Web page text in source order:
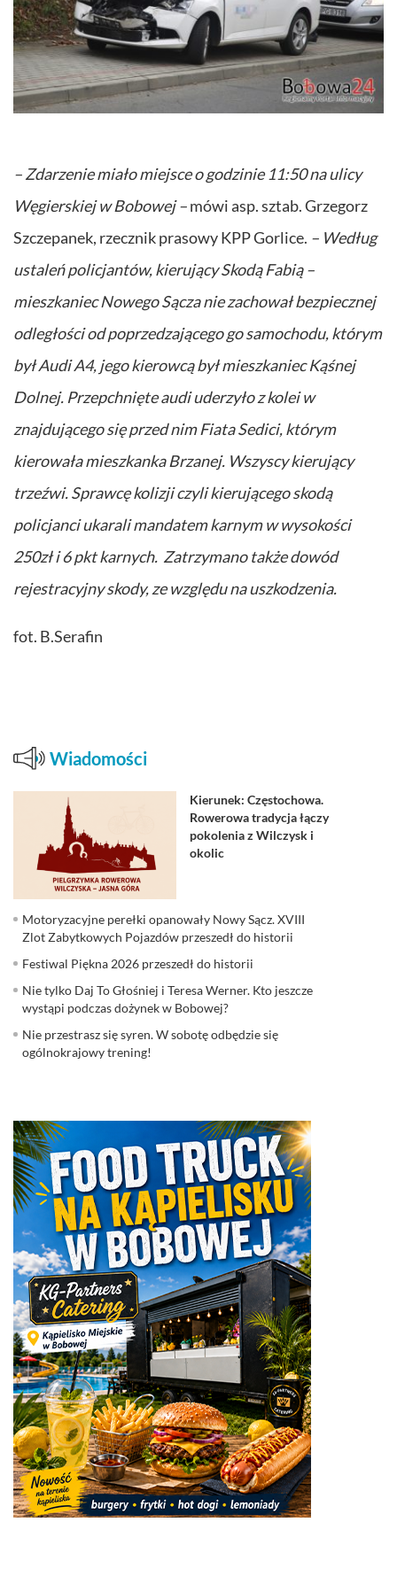
– Zdarzenie miało miejsce o godzinie 11:50 na ulicy
Węgierskiej w Bobowej –mówi asp. sztab. Grzegorz
Szczepanek, rzecznik prasowy KPP Gorlice. – Według
ustaleń policjantów, kierujący Skodą Fabią –
mieszkaniec Nowego Sącza nie zachował bezpiecznej
odległości od poprzedzającego go samochodu, którym
był Audi A4, jego kierowcą był mieszkaniec Kąśnej
Dolnej. Przepchnięte audi uderzyło z kolei w
znajdującego się przed nim Fiata Sedici, którym
kierowała mieszkanka Brzanej. Wszyscy kierujący
trzeźwi. Sprawcę kolizji czyli kierującego skodą
policjanci ukarali mandatem karnym w wysokości
250zł i 6 pkt karnych. Zatrzymano także dowód
rejestracyjny skody, ze względu na uszkodzenia.
fot. B.Serafin
Wiadomości
Kierunek: Częstochowa.
Rowerowa tradycja łączy
pokolenia z Wilczysk i
okolic
Motoryzacyjne perełki opanowały Nowy Sącz. XVIII
Zlot Zabytkowych Pojazdów przeszedł do historii
Festiwal Piękna 2026 przeszedł do historii
Nie tylko Daj To Głośniej i Teresa Werner. Kto jeszcze
wystąpi podczas dożynek w Bobowej?
Nie przestrasz się syren. W sobotę odbędzie się
ogólnokrajowy trening!